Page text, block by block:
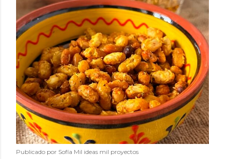
Publicado por Sofía Mil ideas mil proyectos